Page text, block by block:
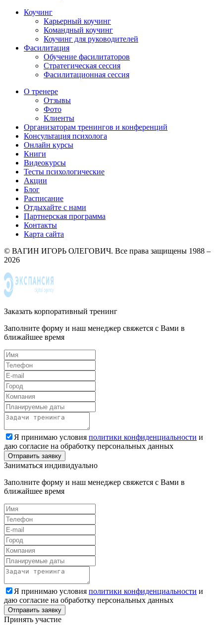
Коучинг
Карьерный коучинг
Командный коучинг
Коучинг для руководителей
Фасилитация
Обучение фасилитаторов
Стратегическая сессия
Фасилитационная сессия
О тренере
Отзывы
Фото
Клиенты
Организаторам тренингов и конференций
Консультация психолога
Онлайн курсы
Книги
Видеокурсы
Тесты психологические
Акции
Блог
Расписание
Отдыхайте с нами
Партнерская программа
Контакты
Карта сайта
© ВАГИН ИГОРЬ ОЛЕГОВИЧ. Все права защищены 1988 –
2026
Заказать корпоративный тренинг
Заполните форму и наш менеджер свяжется с Вами в
ближайшее время
Я принимаю условия политики конфиденциальности и
даю согласие на обработку персональных данных
Заниматься индивидуально
Заполните форму и наш менеджер свяжется с Вами в
ближайшее время
Я принимаю условия политики конфиденциальности и
даю согласие на обработку персональных данных
Принять участие